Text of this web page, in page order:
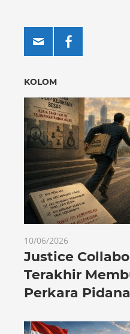
KOLOM
10/06/2026
Justice
Terakhir
Perkara Pidana